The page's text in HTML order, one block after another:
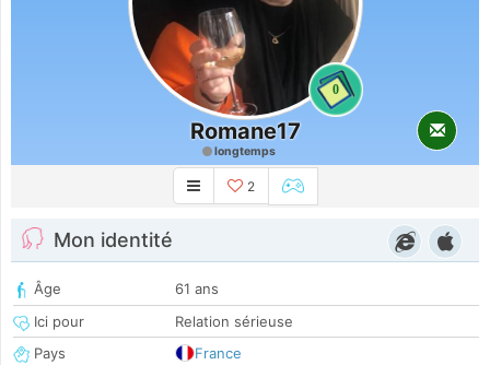
0
Romane17
longtemps
2
Mon identité
Âge
61 ans
Ici pour
Relation sérieuse
Pays
France